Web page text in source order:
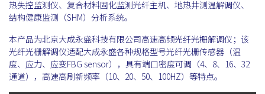
热失控监测仪、复合材料固化监测光纤主机、地热井测温解调仪、
结构健康监测（SHM）分析系统。
本产品为北京大成永盛科技有限公司高速高频光纤光栅解调仪；该
光纤光栅解调仪适配大成永盛各种规格型号光纤光栅传感器（温
度、应力、应变FBG sensor），具有端口密度可调（4、8、16、32
通道），高速高刷新频率（10、20、50、100HZ）等特点。